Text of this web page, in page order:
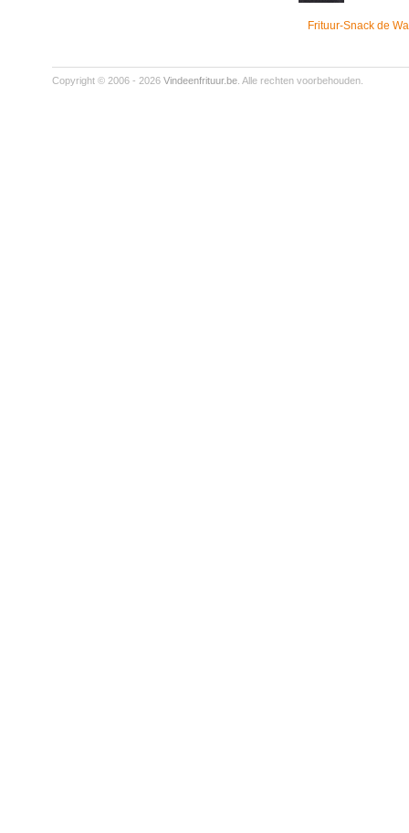
Frituur-Snack de
Copyright © 2006 - 2026 Vindeenfrituur.be . Alle rechten voorbehouden.